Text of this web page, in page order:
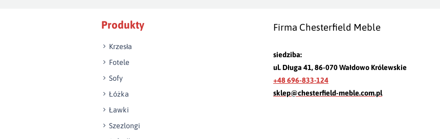
Produkty
Krzesła
Fotele
Sofy
Łóżka
Ławki
Szezlongi
Firma Chesterfield Meble
siedziba:
ul. Długa 41, 86-070 Wałdowo Królewskie
+48 696-833-124
sklep@chesterfield-meble.com.pl